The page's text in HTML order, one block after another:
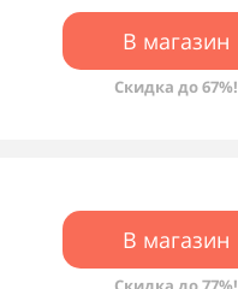
В магазин
Скидка до 67%!
В магазин
Скидка до 77%!